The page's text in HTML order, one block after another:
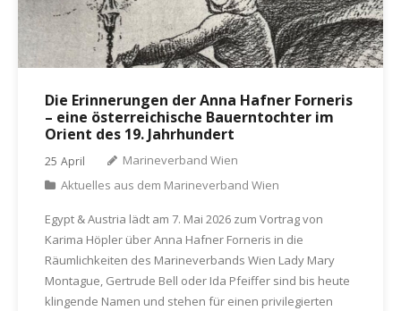
Die Erinnerungen der Anna Hafner Forneris
– eine österreichische Bauerntochter im
Orient des 19. Jahrhundert
25 April
Marineverband Wien
Aktuelles aus dem Marineverband Wien
Egypt & Austria lädt am 7. Mai 2026 zum Vortrag von
Karima Höpler über Anna Hafner Forneris in die
Räumlichkeiten des Marineverbands Wien Lady Mary
Montague, Gertrude Bell oder Ida Pfeiffer sind bis heute
klingende Namen und stehen für einen privilegierten